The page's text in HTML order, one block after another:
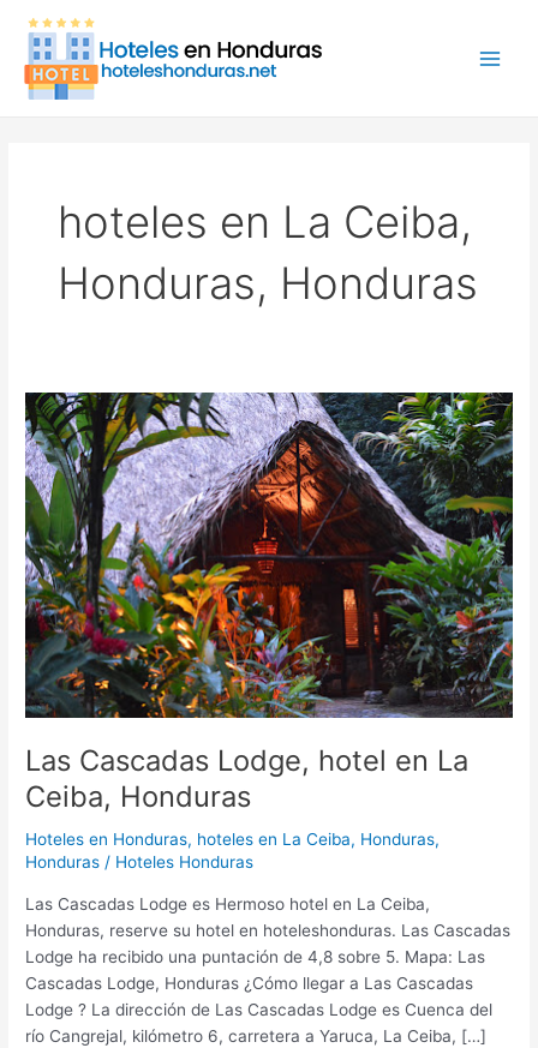
contenido
hoteles en La Ceiba,
Honduras, Honduras
Las Cascadas Lodge, hotel en La
Ceiba, Honduras
Hoteles en Honduras, hoteles en La Ceiba, Honduras,
Honduras / Hoteles Honduras
Las Cascadas Lodge es Hermoso hotel en La Ceiba,
Honduras, reserve su hotel en hoteleshonduras. Las Cascadas
Lodge ha recibido una puntación de 4,8 sobre 5. Mapa: Las
Cascadas Lodge, Honduras ¿Cómo llegar a Las Cascadas
Lodge ? La dirección de Las Cascadas Lodge es Cuenca del
río Cangrejal, kilómetro 6, carretera a Yaruca, La Ceiba, […]
Las
Cascadas
Lodge,
hotel
en
La
Ceiba,
Honduras
entradas